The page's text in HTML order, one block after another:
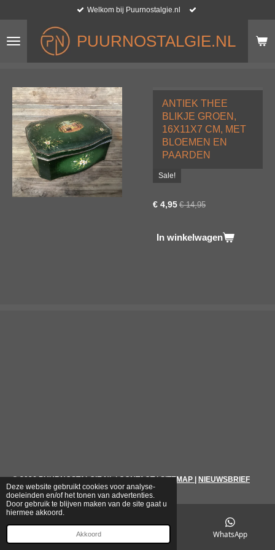
Deze website gebruikt cookies voor analyse-
doeleinden en/of het tonen van advertenties.
Door gebruik te blijven maken van de site gaat u
hiermee akkoord.
Akkoord
naar
hoofdinhoud
PUURNOSTALGIE.NL
Welkom bij Puurnostalgie.nl
ANTIEK THEE
BLIKJE GROEN,
16X11X7 CM, MET
BLOEMEN EN
PAARDEN
Sale!
€ 4,95 € 14,95
In winkelwagen
© 2026 PUURNOSTALGIE.NL|CONTACT|SITEMAP NIEUWSBRIEF
WhatsApp